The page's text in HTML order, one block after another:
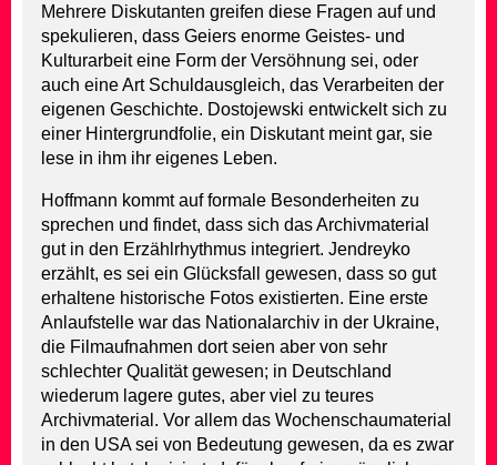
Mehrere Diskutanten greifen diese Fragen auf und
spekulieren, dass Geiers enorme Geistes- und
Kulturarbeit eine Form der Versöhnung sei, oder
auch eine Art Schuldausgleich, das Verarbeiten der
eigenen Geschichte. Dostojewski entwickelt sich zu
einer Hintergrundfolie, ein Diskutant meint gar, sie
lese in ihm ihr eigenes Leben.
Hoffmann kommt auf formale Besonderheiten zu
sprechen und findet, dass sich das Archivmaterial
gut in den Erzählrhythmus integriert. Jendreyko
erzählt, es sei ein Glücksfall gewesen, dass so gut
erhaltene historische Fotos existierten. Eine erste
Anlaufstelle war das Nationalarchiv in der Ukraine,
die Filmaufnahmen dort seien aber von sehr
schlechter Qualität gewesen; in Deutschland
wiederum lagere gutes, aber viel zu teures
Archivmaterial. Vor allem das Wochenschaumaterial
in den USA sei von Bedeutung gewesen, da es zwar